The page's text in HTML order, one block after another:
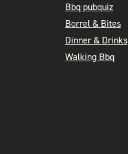
Bbq pubquiz
Borrel & Bites
Dinner & Drinks
Walking Bbq